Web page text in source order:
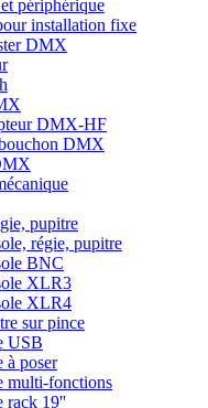
périphérique
installation fixe
DMX
DMX-HF
DMX
pupitre
régie, pupitre
BNC
XLR3
XLR4
sur pince
USB
à poser
multi-fonctions
rack 19''